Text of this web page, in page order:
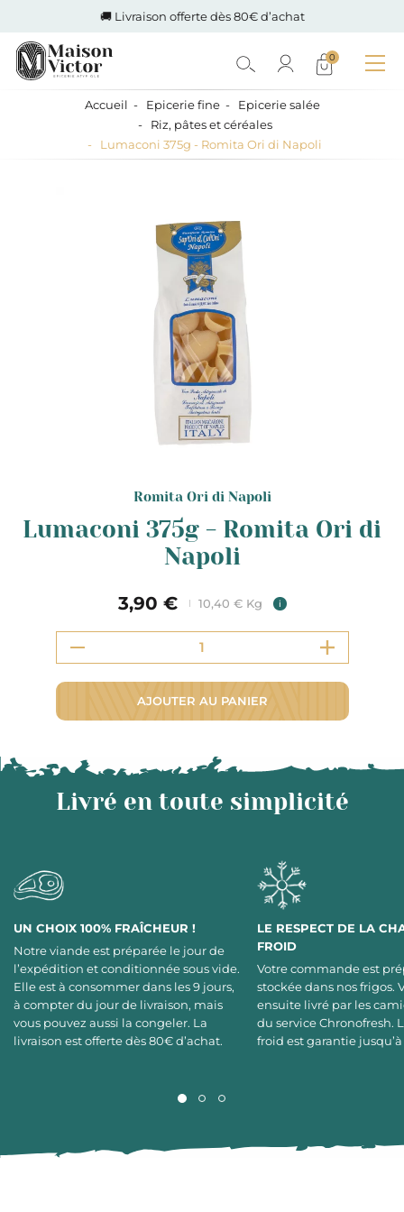
🚚 Livraison offerte dès 80€ d’achat
0
Accueil Epicerie fine
Epicerie salée
Riz, pâtes et céréales
Lumaconi 375g - Romita Ori di Napoli
Romita Ori di Napoli
Lumaconi 375g - Romita Ori di
Napoli
3,90 € 10,40 € Kg i
AJOUTER AU PANIER
Livré en toute simplicité
UN CHOIX 100% FRAÎCHEUR !
Notre viande est préparée le jour de
l’expédition et conditionnée sous vide.
Elle est à consommer dans les 9 jours,
à compter du jour de livraison, mais
vous pouvez aussi la congeler. La
livraison est offerte dès 80€ d’achat.
LE RESPECT DE LA
FROID
Votre commande est
stockée dans nos frigos.
ensuite livré par les
du service Chronofresh.
froid est garantie